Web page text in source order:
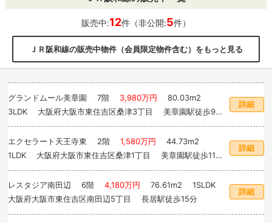
販売中:12件（非公開:5件）
ＪＲ阪和線の販売中物件（会員限定物件含む）をもっと見る
グランドムール美章園 7階 3,980万円 80.03m2
3LDK 大阪府大阪市東住吉区桑津3丁目 美章園駅徒歩9
分
詳細
エクセラート天王寺東 2階1,580万円 44.73m2
1LDK 大阪府大阪市東住吉区桑津1丁目 美章園駅徒歩11
分
詳細
レスタジア南田辺 6階4,180万円 76.61m2 1SLDK
大阪府大阪市東住吉区南田辺5丁目 長居駅徒歩15分
詳細